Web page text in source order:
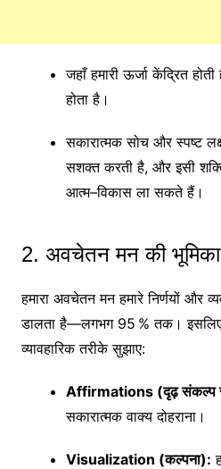
जहाँ हमारी ऊर्जा केंद्रित
होता है।
सकारात्मक सोच और स्पष्ट
सशक्त करती है, और इसी
आत्म–विकास ला सकते हैं।
2. अवचेतन मन की भूमिका
हमारा अवचेतन मन हमारे निर्णयों और
डालता है—लगभग 95 % तक।
व्यावहारिक तरीके सुझाए:
Affirmations (दृढ़ संकल्प
सकारात्मक वाक्य दोहराना।
Visualization (कल्पना):